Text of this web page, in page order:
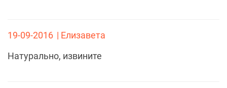
19-09-2016 | Елизавета
Натурально, извините